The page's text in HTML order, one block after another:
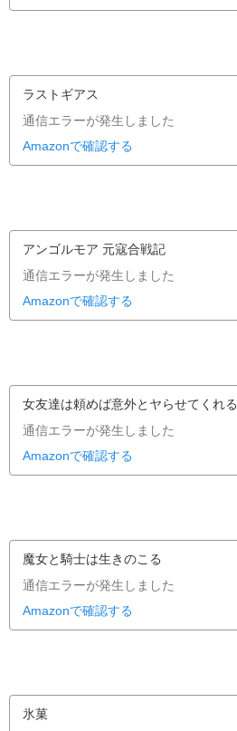
ラストギアス
通信エラーが発生しました
Amazonで確認する
アンゴルモア 元寇合戦記
通信エラーが発生しました
Amazonで確認する
女友達は頼めば意外とヤらせてくれる
通信エラーが発生しました
Amazonで確認する
魔女と騎士は生きのこる
通信エラーが発生しました
Amazonで確認する
氷菓